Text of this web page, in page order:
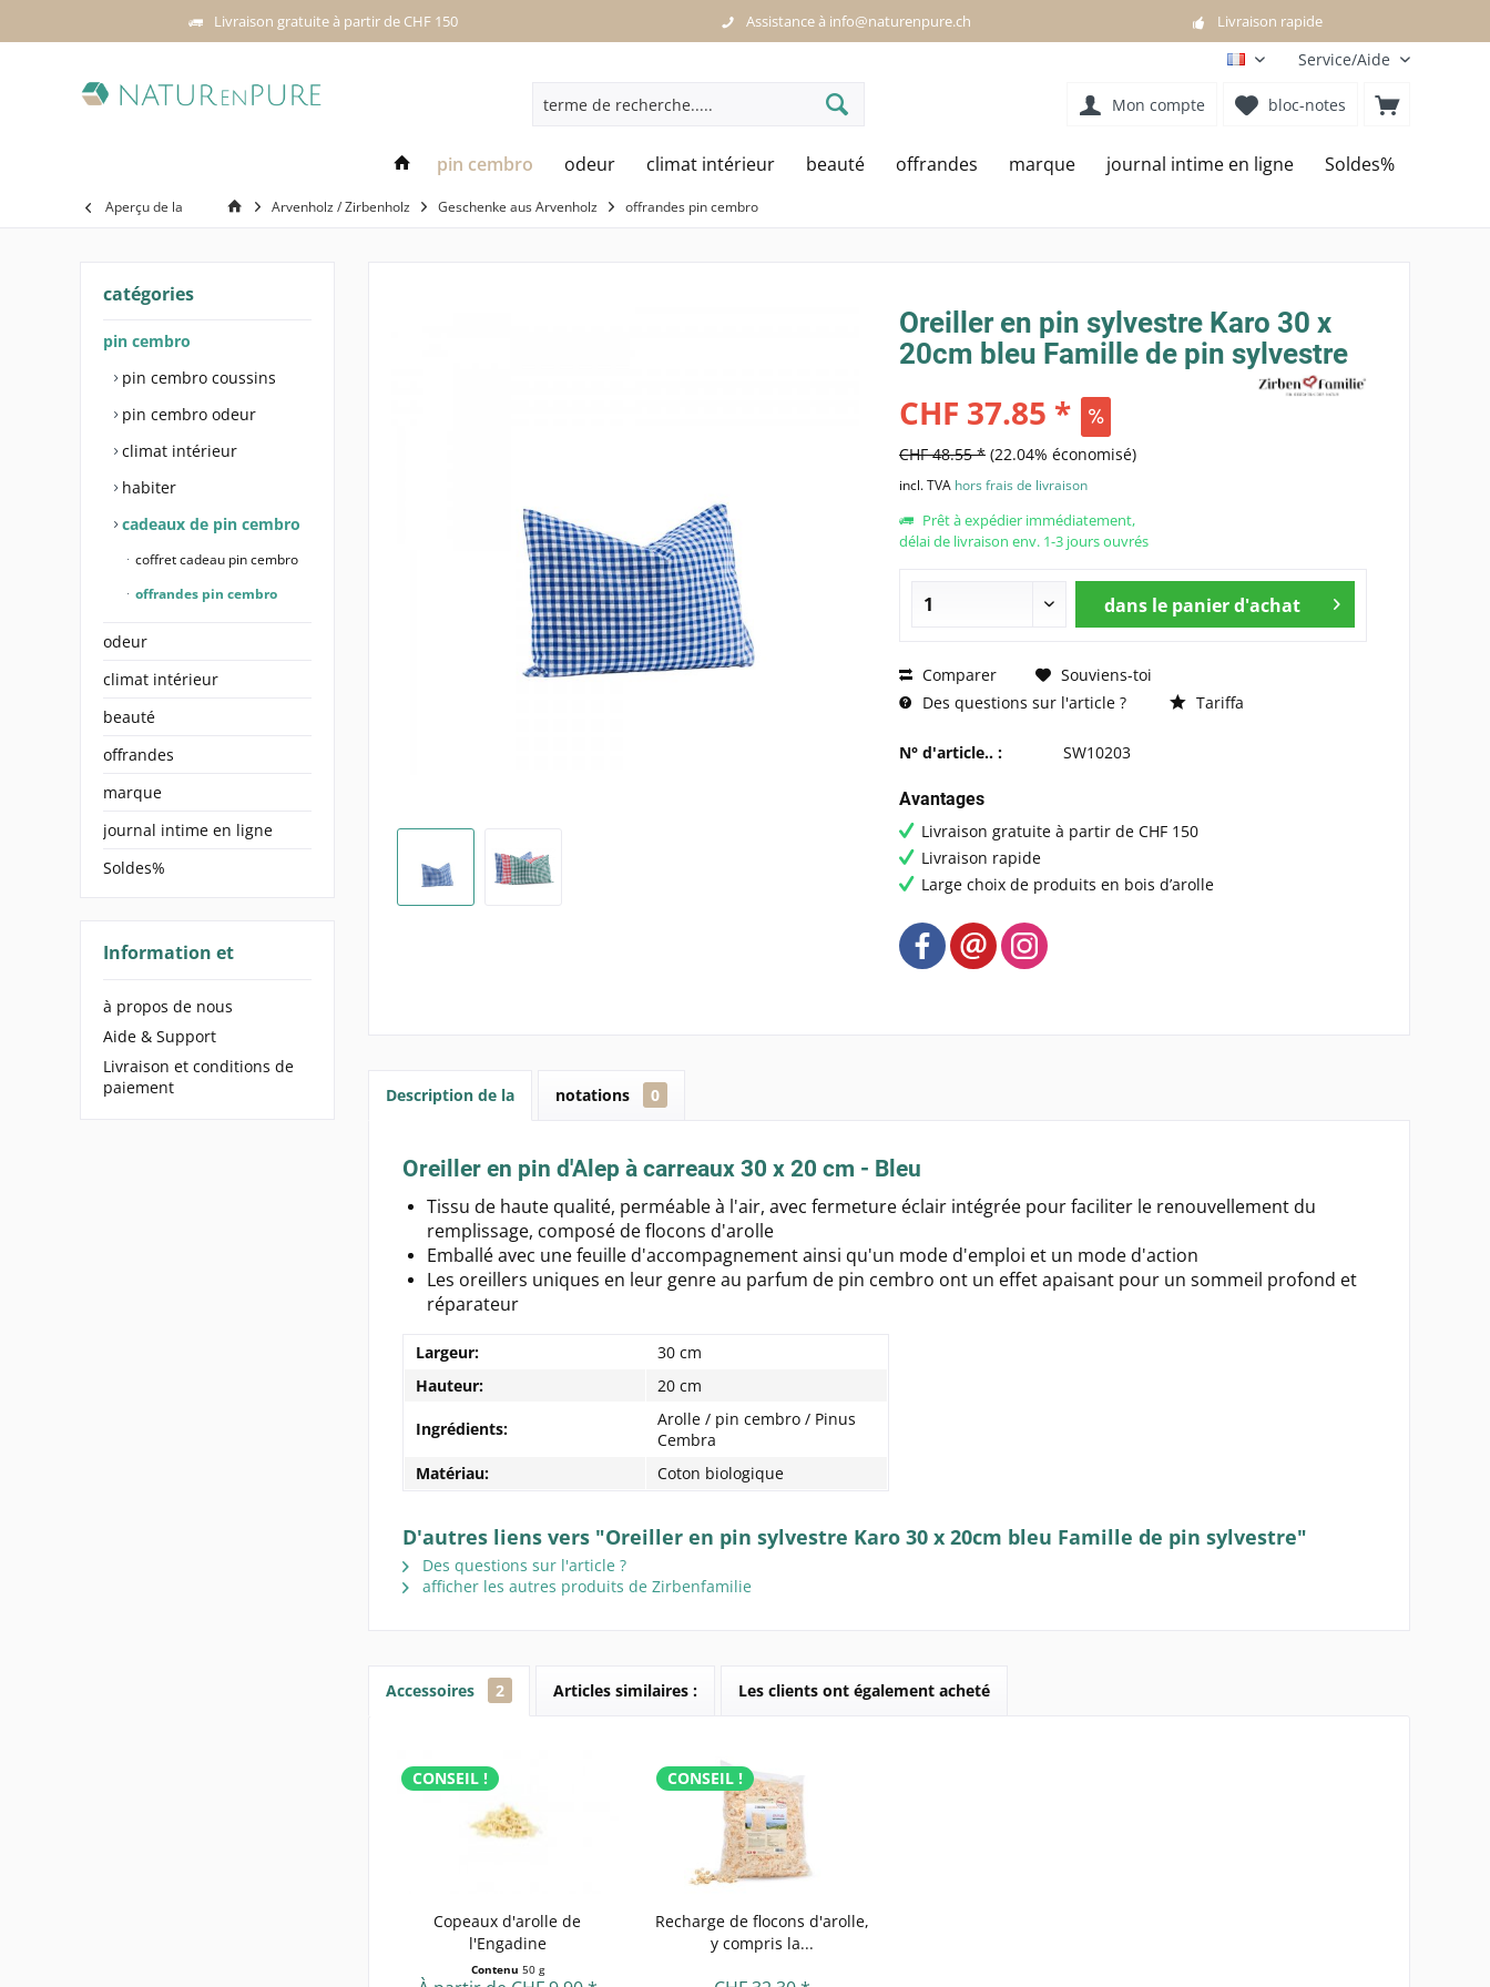
Livraison gratuite à partir de CHF 150 Assistance à info@naturenpure.ch Livraison rapide
FR Service/Aide
bloc-notes
Mon compte
pin cembro odeur climat intérieur beauté offrandes marque journal intime en ligne Soldes%
Aperçu de la Arvenholz / Zirbenholz Geschenke aus Arvenholz offrandes pin cembro
catégories
pin cembro
pin cembro coussins
pin cembro odeur
climat intérieur
habiter
cadeaux de pin cembro
coffret cadeau pin cembro
offrandes pin cembro
odeur
climat intérieur
beauté
offrandes
marque
journal intime en ligne
Soldes%
Information et
à propos de nous
Aide & Support
Livraison et conditions de
paiement
Oreiller en pin sylvestre Karo 30 x
20cm bleu Famille de pin sylvestre
CHF 37.85 *
CHF 48.55 * (22.04% économisé)
incl. TVA hors frais de livraison
Prêt à expédier immédiatement,
délai de livraison env. 1-3 jours ouvrés
dans le panier d'achat
Comparer
Souviens-toi
Des questions sur l'article ?
Tariffa
N° d'article.. : SW10203
Avantages
Livraison gratuite à partir de CHF 150
Livraison rapide
Large choix de produits en bois d’arolle
Description de la notations 0
Oreiller en pin d'Alep à carreaux 30 x 20 cm - Bleu
Tissu de haute qualité, perméable à l'air, avec fermeture éclair intégrée pour faciliter le renouvellement du
remplissage, composé de flocons d'arolle
Emballé avec une feuille d'accompagnement ainsi qu'un mode d'emploi et un mode d'action
Les oreillers uniques en leur genre au parfum de pin cembro ont un effet apaisant pour un sommeil profond et
réparateur
Largeur:
30 cm
Hauteur:
20 cm
Ingrédients:
Arolle / pin cembro / Pinus
Cembra
Matériau:
Coton biologique
D'autres liens vers "Oreiller en pin sylvestre Karo 30 x 20cm bleu Famille de pin sylvestre"
Des questions sur l'article ?
afficher les autres produits de Zirbenfamilie
Accessoires 2 Articles similaires : Les clients ont également acheté
CONSEIL !
Copeaux d'arolle de
l'Engadine
Contenu 50 g
CONSEIL !
Recharge de flocons d'arolle,
y compris la...